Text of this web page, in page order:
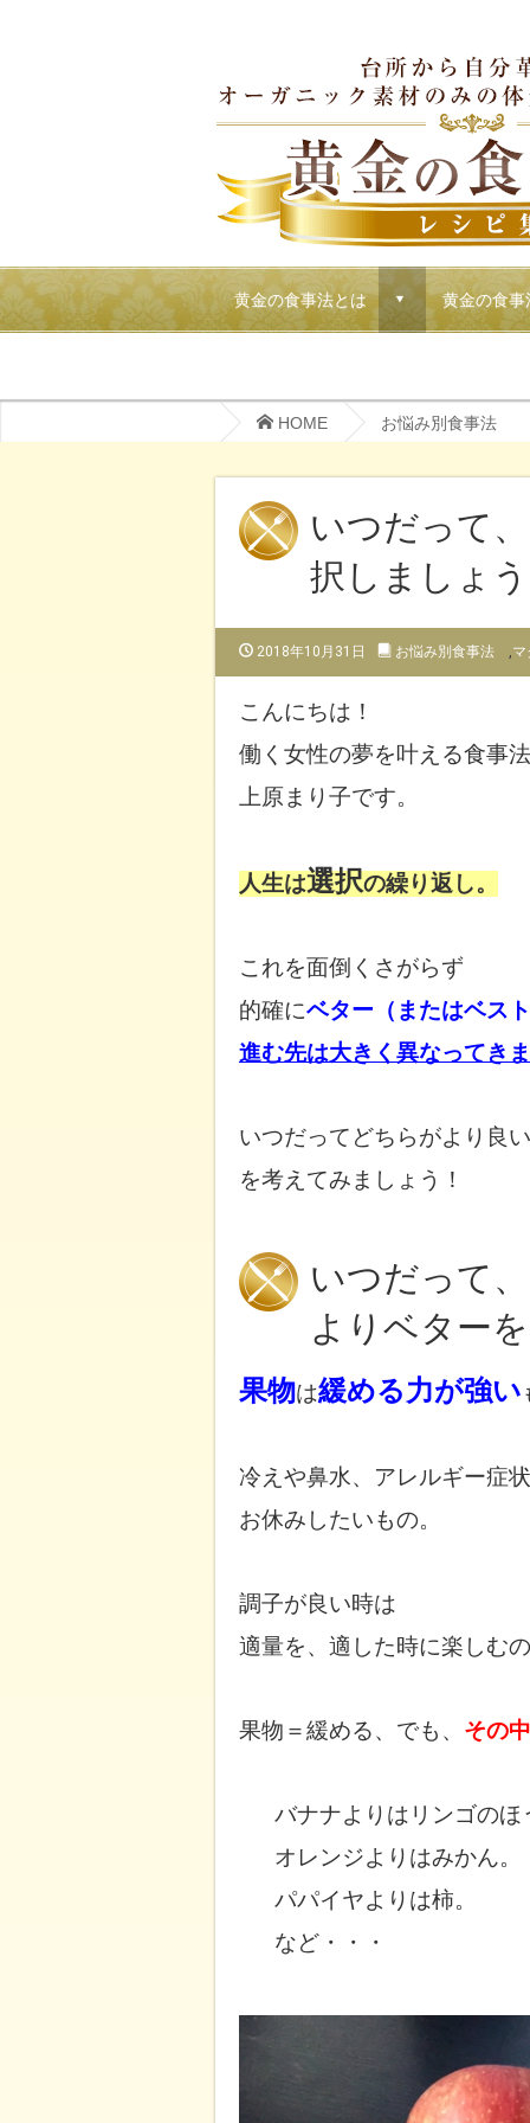
黄金の食事法とは d 黄金の食
HOME お悩み別食事法
いつだって
択しましょう
2018年10月31日 お悩み別食事法 ,
こんにちは！
働く女性の夢を叶える食事
上原まり子です。
人生は選択の繰り返し。
これを面倒くさがらず
的確にベター（またはベス
進む先は大きく異なってき
いつだってどちらがより良
を考えてみましょう！
いつだって
よりベター
果物は緩める力が強い
冷えや鼻水、アレルギー症
お休みしたいもの。
調子が良い時は
適量を、適した時に楽しむ
果物＝緩める、でも、 その
バナナよりはリンゴの
オレンジよりはみかん。
パパイヤよりは柿。
など・・・